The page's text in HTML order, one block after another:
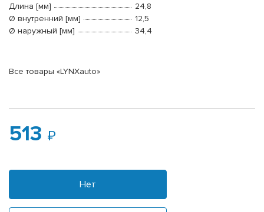
Длина [мм]
24,8
Ø внутренний [мм]
12,5
Ø наружный [мм]
34,4
Все товары «LYNXauto»
513
Нет